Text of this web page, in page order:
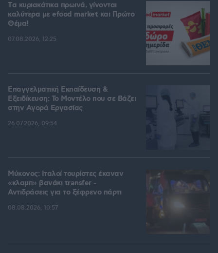
Tα κυριακάτικα πρωινά, γίνονται
καλύτερα με efood market και Πρώτο
Θέμα!
07.08.2026, 12:25
Επαγγελματική Εκπαίδευση &
Εξειδίκευση: Το Mοντέλο που σε Bάζει
στην Aγορά Eργασίας
26.07.2026, 09:54
Μύκονος: Ιταλοί τουρίστες έκαναν
«κλαμπ» βανάκι transfer -
Αντιδράσεις για το ξέφρενο πάρτι
08.08.2026, 10:57